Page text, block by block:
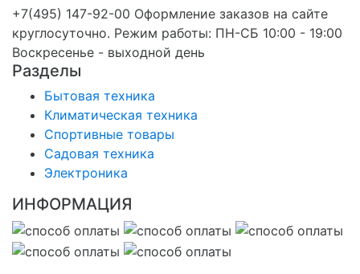
+7(495) 147-92-00 Оформление заказов на сайте
круглосуточно. Режим работы: ПН-СБ 10:00 - 19:00
Воскресенье - выходной день
Разделы
Бытовая техника
Климатическая техника
Спортивные товары
Садовая техника
Электроника
ИНФОРМАЦИЯ